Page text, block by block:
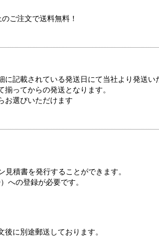
ご注文で送料無料！
記載されている発送日にて当社より発送い
ってからの発送となります。
お選びいただけます
積書を発行することができます。
への登録が必要です。
に別途郵送しております。